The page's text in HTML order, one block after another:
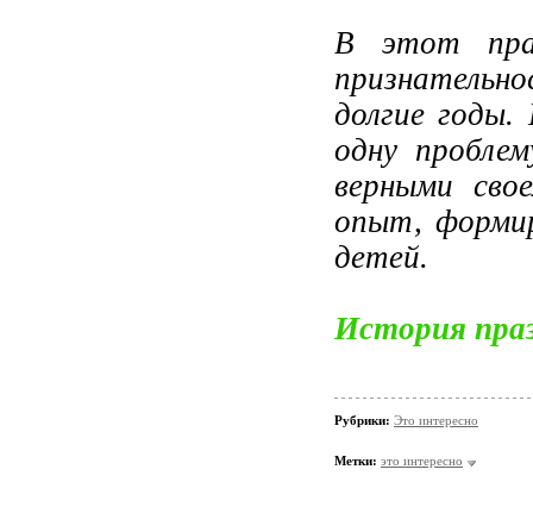
В этот
долгие
одну
верными
опыт,
детей.
История
Рубрики: Это интересно
Метки: это интересно